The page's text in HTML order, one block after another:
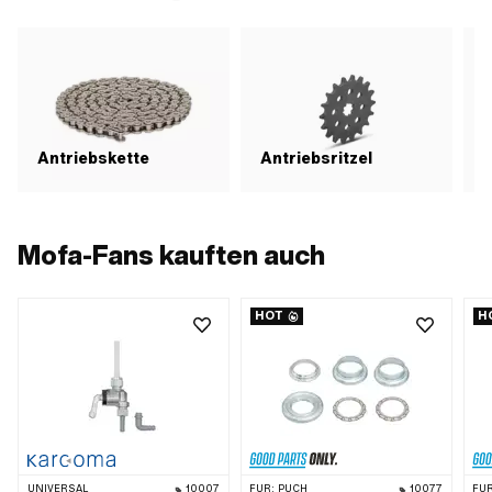
Antriebskette Antriebsritzel
Mofa-Fans kauften auch
HOT